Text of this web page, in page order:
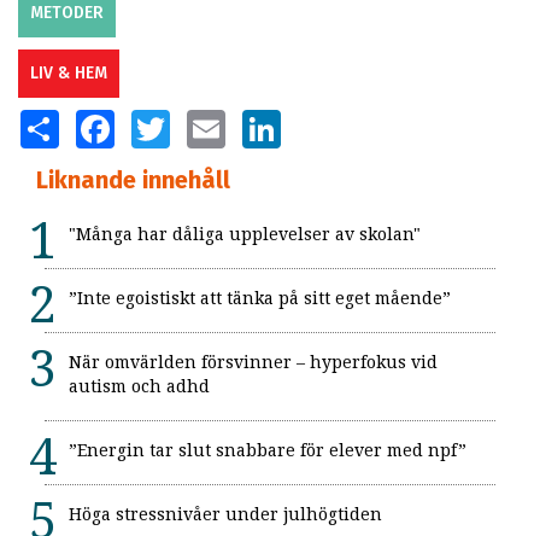
METODER
LIV & HEM
SHARE FACEBOOKTWITTER EMAIL
Liknande innehåll
"Många har dåliga upplevelser av skolan"
”Inte egoistiskt att tänka på sitt eget mående”
När omvärlden försvinner – hyperfokus vid
autism och adhd
”Energin tar slut snabbare för elever med npf”
Höga stressnivåer under julhögtiden